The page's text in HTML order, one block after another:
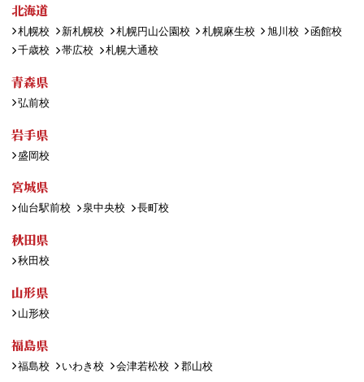
北海道
札幌校 新札幌校 札幌円山公園校 札幌麻生校 旭川校
函館校
千歳校
帯広校 札幌大通校
青森県
弘前校
岩手県
盛岡校
宮城県
仙台駅前校 泉中央校 長町校
秋田県
秋田校
山形県
山形校
福島県
福島校 いわき校 会津若松校 郡山校